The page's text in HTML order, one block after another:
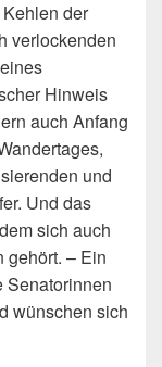
der
verlockenden
Hinweis
auch Anfang
und
Und das
sich auch
gehört. – Ein
Senatorinnen
wünschen sich